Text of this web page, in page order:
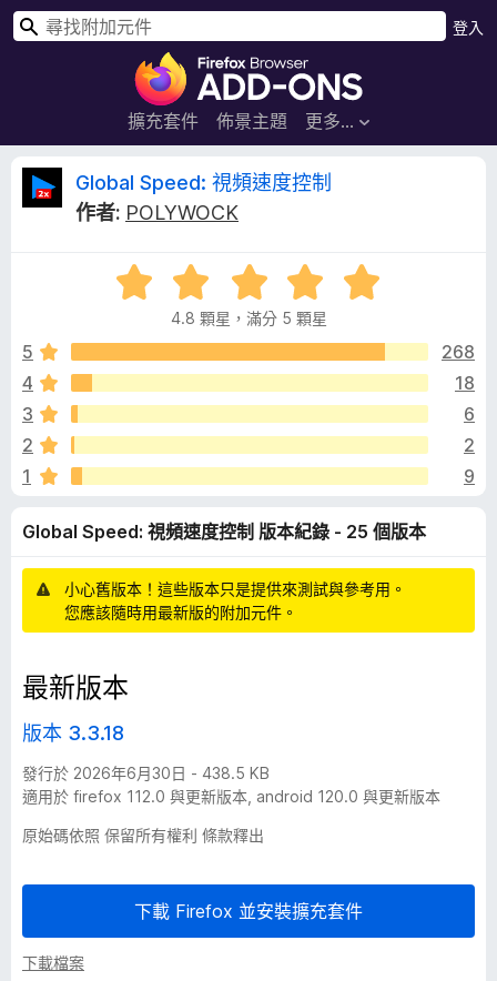
F
r
e
f
o
覽
器
附
加
件
擴充套件 佈景主題 更多…
登入
搜
G
b
a
l
S
p
e
e
d
:
視
頻
速
Global Speed: 視頻速度控制
作者: POLYWOCK
評
價
.
分
滿
5
4.8 顆星，滿分 5 顆星
5
268
4
18
3
6
2
2
1
9
Global Speed: 視頻速度控制 版本紀錄 - 25 個版本
小心舊版本！這些版本只是提供來測試與參考用。
您應該隨時用最新版的附加元件。
最新版本
版本 3.3.18
發行於 2026年6月30日 - 438.5 KB
適用於 firefox 112.0 與更新版本, android 120.0 與更新版本
原始碼依照 保留所有權利 條款釋出
下載 Firefox 並安裝擴充套件
下載檔案